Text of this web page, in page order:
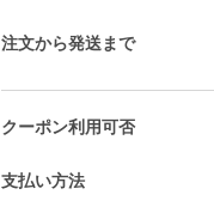
注文から発送まで
クーポン利用可否
支払い方法